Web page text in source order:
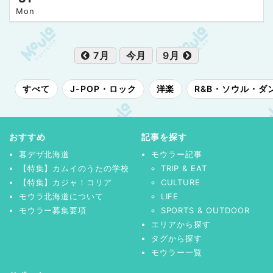
Mon
7月 今月 9月
すべて J-POP・ロック 洋楽 R&B・ソウル・ダ
おすすめ
暮デザ北海道
【特集】カムイのうたの学校
【特集】カジャ！コリア
モウラ北海道について
モウラー募集要項
記事を探す
モウラー記事
TRIP & EAT
CULTURE
LIFE
SPORTS & OUTDOOR
エリアから探す
タグから探す
モウラー一覧